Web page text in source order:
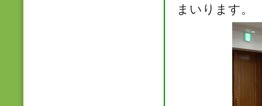
まいります。